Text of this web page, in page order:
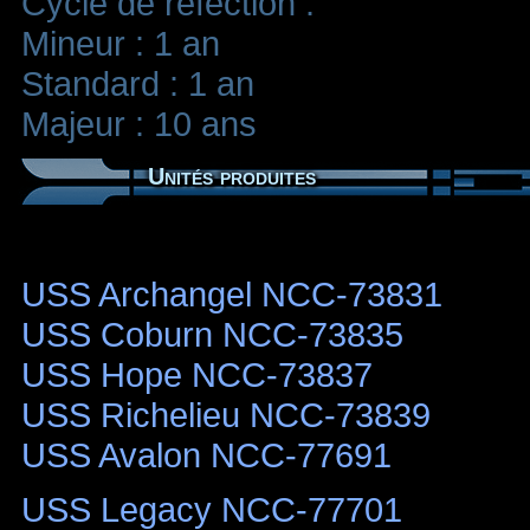
Mineur : 1 an
Standard : 1 an
Majeur : 10 ans
Unités produites
USS Archangel NCC-73831
USS Coburn NCC-73835
USS Hope NCC-73837
USS Richelieu NCC-73839
USS Avalon NCC-77691
USS Legacy NCC-77701